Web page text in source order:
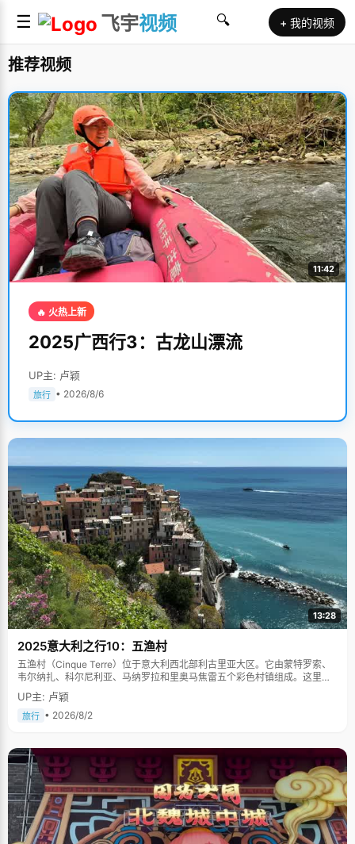
☰ 飞宇视频 🔍 + 我的视频
推荐视频
11:42
🔥 火热上新
2025广西行3：古龙山漂流
UP主: 卢颖
旅行 • 2026/8/6
13:28
2025意大利之行10：五渔村
五渔村（Cinque Terre）位于意大利西北部利古里亚大区。它由蒙特罗索、
韦尔纳扎、科尔尼利亚、马纳罗拉和里奥马焦雷五个彩色村镇组成。这里依
山傍海，房屋色彩斑斓，1997年被列为世界文化遗产。
UP主: 卢颖
旅行 • 2026/8/2